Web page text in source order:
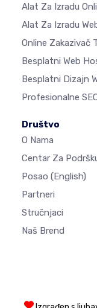
Alat Za Izradu
Alat Za Izradu
Online Zakazivač
Besplatni Web
Besplatni Dizajn
Profesionalne
Društvo
O Nama
Centar Za
Posao (English)
Partneri
Stručnjaci
Naš Brend